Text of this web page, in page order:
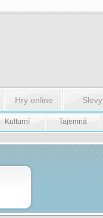
Hry online Slevy
Kulturní Tajemná